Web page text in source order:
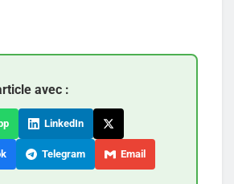
avec :
LinkedIn
Telegram Email